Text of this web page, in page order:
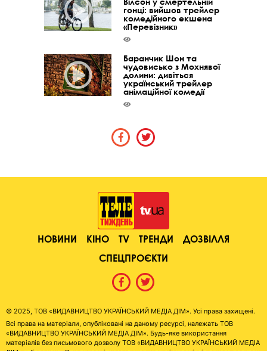
гонці: вийшов трейлер
комедійного екшена
«Перевізник»
Баранчик Шон та
чудовисько з Мохнявої
долини: дивіться
український трейлер
анімаційної комедії
НОВИНИ КІНО TV ТРЕНДИ
ДОЗВІЛЛЯ
СПЕЦПРОЄКТИ
© 2025, ТОВ «ВИДАВНИЦТВО УКРАЇНСЬКИЙ МЕДІА ДІМ». Усі права захищені.
Всі права на матеріали, опубліковані на даному ресурсі, належать ТОВ
«ВИДАВНИЦТВО УКРАЇНСЬКИЙ МЕДІА ДІМ». Будь-яке використання
матеріалів без письмового дозволу ТОВ «ВИДАВНИЦТВО УКРАЇНСЬКИЙ МЕДІА